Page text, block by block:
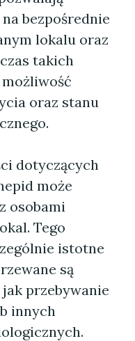
bezpośrednie
lokalu oraz
takich
oraz stanu
dotyczących
może
osobami
Tego
istotne
są
przebywanie
innych